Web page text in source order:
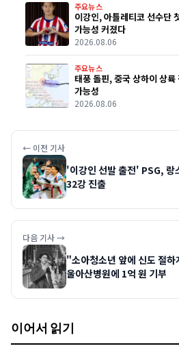
주요뉴스
이강인, 아틀레티코 선수단
가능성 커졌다
2026.08.06
주요뉴스
태풍 돌핀, 중국 상하이 상
가능성
2026.08.06
← 이전 기사
'이강인 선발 출전' PSG, 랑
32강 진출
다음 기사 →
"소아청소년 앞에 신도 절
울아산병원에 1억 원 기부
이어서 읽기